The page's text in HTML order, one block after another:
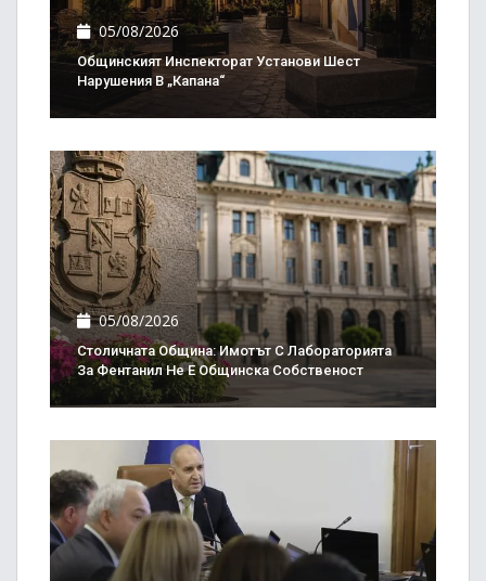
05/08/2026
Общинският Инспекторат Установи Шест
Нарушения В „Капана“
05/08/2026
Столичната Община: Имотът С Лабораторията
За Фентанил Не Е Общинска Собственост